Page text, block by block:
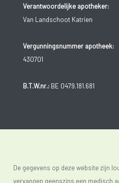
Verantwoordelijke apotheker:
Van Landschoot Katrien
Vergunningsnummer apotheek:
430701
B.T.W.nr.:BE 0479.181.681
De gegevens op deze website zijn
vervangen geenszins een medisch